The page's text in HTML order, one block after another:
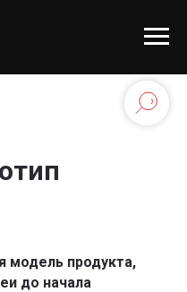
модель продукта,
до начала